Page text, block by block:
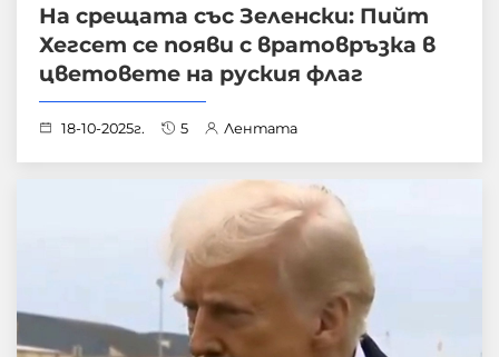
На срещата със Зеленски: Пийт
Хегсет се появи с вратовръзка в
цветовете на руския флаг
18-10-2025г. 5 Лентата